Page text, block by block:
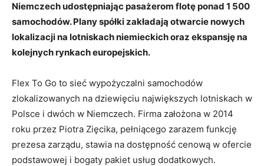
Niemczech udostępniając pasażerom flotę ponad 1 500
samochodów. Plany spółki zakładają otwarcie nowych
lokalizacji na lotniskach niemieckich oraz ekspansję na
kolejnych rynkach europejskich.
Flex To Go to sieć wypożyczalni samochodów
zlokalizowanych na dziewięciu największych lotniskach w
Polsce i dwóch w Niemczech. Firma założona w 2014
roku przez Piotra Zięcika, pełniącego zarazem funkcję
prezesa zarządu, stawia na dostępność cenową w ofercie
podstawowej i bogaty pakiet usług dodatkowych.